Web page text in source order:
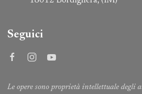
Seguici
Le opere sono proprietà intellettuale degli